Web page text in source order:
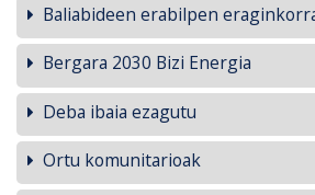
Baliabideen erabilpen
Bergara 2030 Bizi Energia
Deba ibaia ezagutu
Ortu komunitarioak